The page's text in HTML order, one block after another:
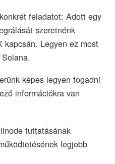
feladatot: Adott egy
szeretnénk
kapcsán. Legyen ez most
képes legyen fogadni
információkra van
futtatásának
legjobb